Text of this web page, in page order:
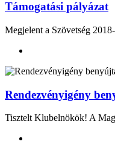
Támogatási pályázat
Megjelent a Szövetség
Rendezvényigény
Tisztelt Klubelnökök! A